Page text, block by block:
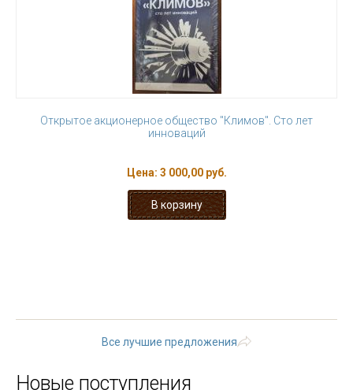
Открытое акционерное общество "Климов". Сто лет
инноваций
Цена: 3 000,00 руб.
Все лучшие предложения
Новые поступления